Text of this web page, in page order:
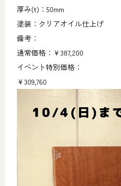
厚み(t)：50mm
塗装：クリアオイル仕上げ
備考：
通常価格：￥387,200
イベント特別価格：
￥309,760